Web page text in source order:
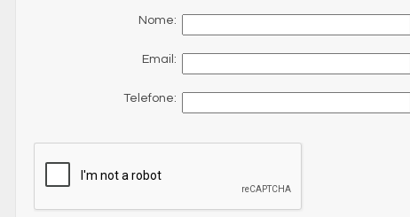
Nome:
Email:
Telefone: